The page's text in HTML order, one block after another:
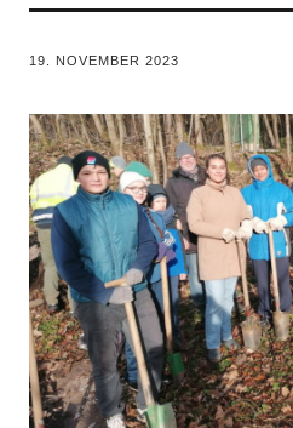
19. NOVEMBER 2023